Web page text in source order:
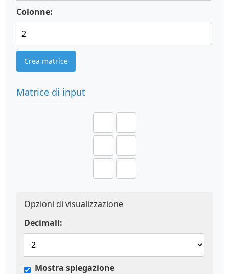
Colonne:
Crea matrice
Matrice di input
Opzioni di visualizzazione
Decimali:
Mostra spiegazione